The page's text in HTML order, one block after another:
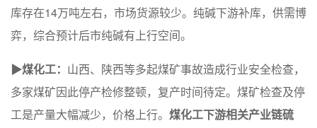
库存在14万吨左右，市场货源较少。纯碱下游补库，供需博
弈，综合预计后市纯碱有上行空间。
▶煤化工： 山西、陕西等多起煤矿事故造成行业安全检查，
多家煤矿因此停产检修整顿，复产时间待定。煤矿检查及停
工是产量大幅减少，价格上行。 煤化工下游相关产业链硫